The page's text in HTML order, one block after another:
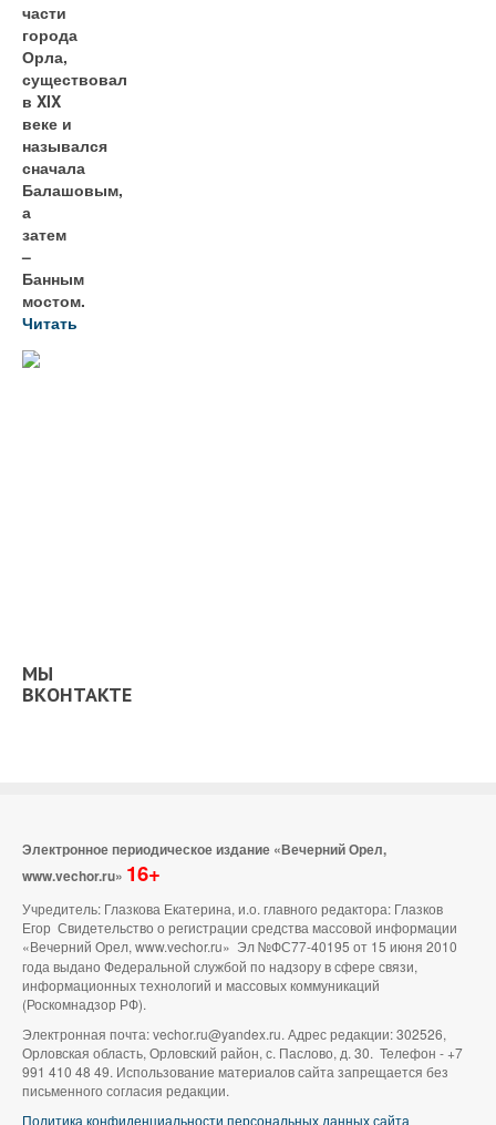
части
города
Орла,
существовал
в XIX
веке и
назывался
сначала
Балашовым,
а
затем
–
Банным
мостом.
Читать
МЫ
ВКОНТАКТЕ
Электронное периодическое издание «Вечерний Орел,
www.vechor.ru» 16+
Учредитель: Глазкова Екатерина, и.о. главного редактора: Глазков
Егор Свидетельство о регистрации средства массовой информации
«Вечерний Орел, www.vechor.ru» Эл №ФС77-40195 от 15 июня 2010
года выдано Федеральной службой по надзору в сфере связи,
информационных технологий и массовых коммуникаций
(Роскомнадзор РФ).
Электронная почта: vechor.ru@yandex.ru. Адрес редакции: 302526,
Орловская область, Орловский район, с. Паслово, д. 30. Телефон - +7
991 410 48 49. Использование материалов сайта запрещается без
письменного согласия редакции.
Политика конфиденциальности персональных данных сайта